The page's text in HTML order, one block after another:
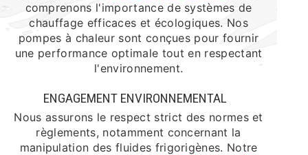
comprenons l'importance de systèmes de
chauffage efficaces et écologiques. Nos
pompes à chaleur sont conçues pour fournir
une performance optimale tout en respectant
l'environnement.
ENGAGEMENT ENVIRONNEMENTAL
Nous assurons le respect strict des normes et
règlements, notamment concernant la
manipulation des fluides frigorigènes. Notre